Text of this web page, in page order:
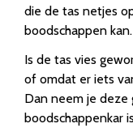
die de tas netjes
boodschappen kan.
Is de tas vies
of omdat er iets
Dan neem je deze
boodschappenkar